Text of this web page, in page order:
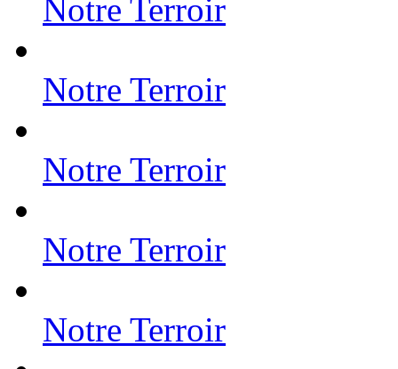
Notre Terroir
Notre Terroir
Notre Terroir
Notre Terroir
Notre Terroir